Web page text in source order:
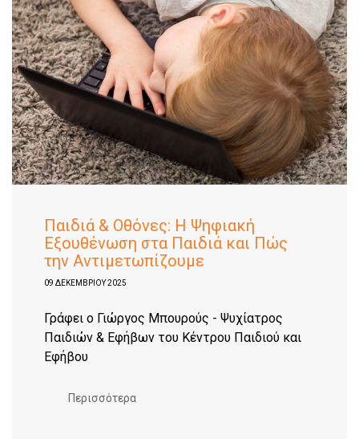
Παιδιά & Οθόνες: Η Ψηφιακή
Εξουθένωση στα Παιδιά και Πώς
την Αντιμετωπίζουμε
09 ΔΕΚΕΜΒΡΊΟΥ 2025
Γράφει ο Γιώργος Μπουρούς - Ψυχίατρος
Παιδιών & Εφήβων του Κέντρου Παιδιού και
Εφήβου
Περισσότερα